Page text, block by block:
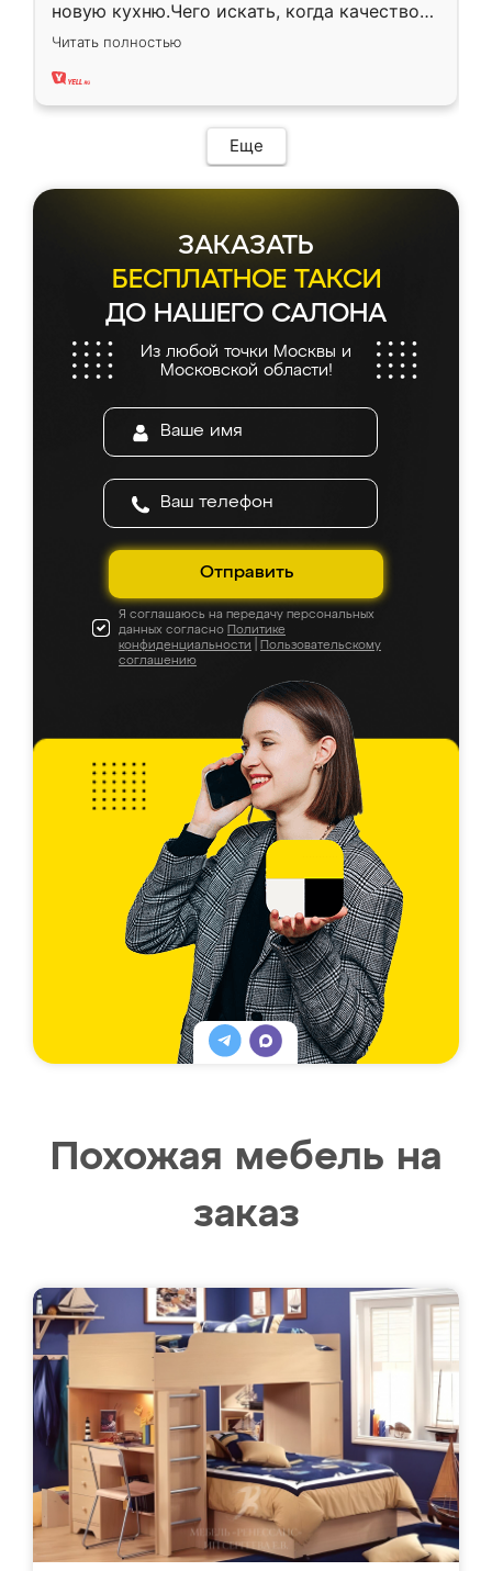
новую кухню.Чего искать, когда качеством
вполне довольна. Служит кухня уже почти
два года, нареканий нет.
Читать полностью
Еще
ЗАКАЗАТЬ
БЕСПЛАТНОЕ ТАКСИ
ДО НАШЕГО САЛОНА
Из любой точки Москвы и
Московской области!
Отправить
Я соглашаюсь на передачу персональных
данных согласно Политике
конфиденциальности
Пользовательскому
соглашению
Похожая мебель на
заказ